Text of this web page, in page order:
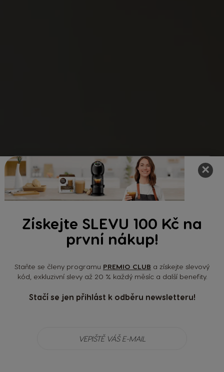
Získejte SLEVU 100 Kč na
první nákup!
Staňte se členy programu PREMIO CLUB a získejte slevový
kód, exkluzivní slevy až 20 % každý měsíc a další benefity.
Stačí se jen přihlást k odběru newsletteru!
×